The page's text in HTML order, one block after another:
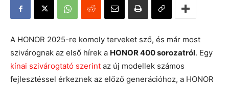
A HONOR 2025-re komoly terveket sző, és már most
szivárognak az első hírek a HONOR 400 sorozatról. Egy
kínai szivárogtató szerint az új modellek számos
fejlesztéssel érkeznek az előző generációhoz, a HONOR